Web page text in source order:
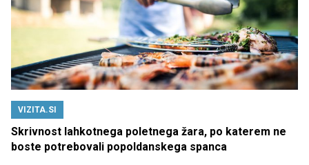
VIZITA.SI
Skrivnost lahkotnega poletnega žara, po katerem ne
boste potrebovali popoldanskega spanca